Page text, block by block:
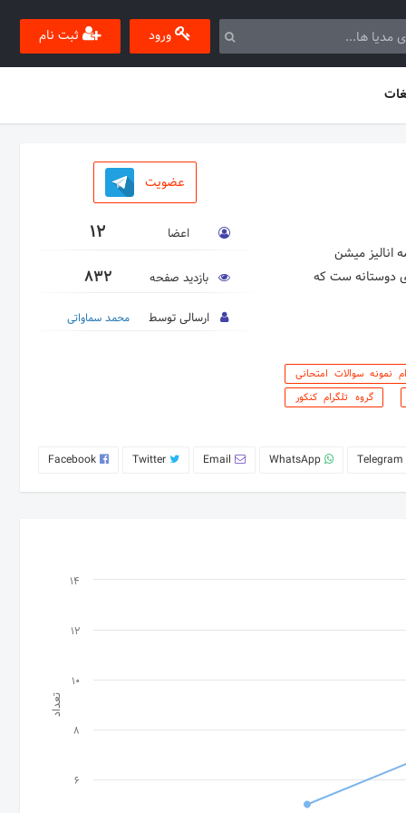
ورود ثبت نام
اینجا دو چالش سحرخیزی و گزارش کار داریم که بر مبنای اون رتبه بندی داریم و همه انالیز میشن
دوستانه ست که
نمونه سوالات امتحانی
گروه تلگرام کنکور
عضویت
اعضا 12
بازدید صفحه 832
ارسالی توسط محمد سماواتی
Telegram
WhatsApp
Email
Twitter
Facebook
تعداد
6
8
10
12
14